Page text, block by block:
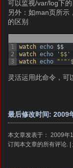
可以监视/var/log下的
另外：如man页所示
的区别
1
2
3
watch echo $$
watch echo
'$$'
watch echo "'"
灵活运用此命令，可
最后修改时间: 2009
本文章发表于： 2009年
订阅本文章的所有评论. |